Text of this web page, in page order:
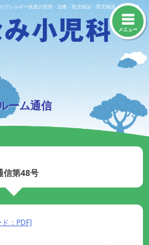
アレルギー疾患の管理・治療・乳児検診・育児相談・予防接種
メニュー
ーム通信
信第48号
：PDF]